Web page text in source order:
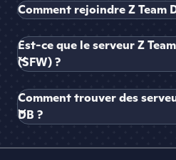
Comment rejoindre Z Team
Est-ce que le serveur Z
(SFW) ?
Comment trouver des
DB ?